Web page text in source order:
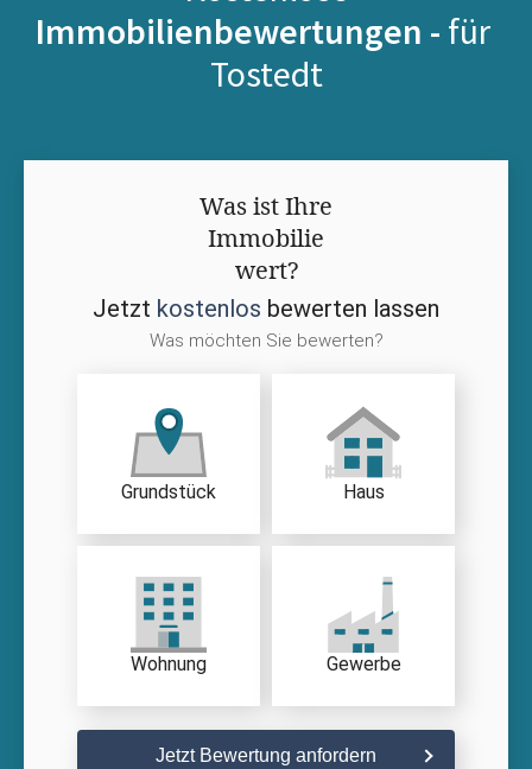
Immobilienbewertungen - für
Tostedt
Was ist Ihre
Immobilie
wert?
Jetzt kostenlos bewerten lassen
Was möchten Sie bewerten?
Grundstück Haus
Wohnung Gewerbe
Jetzt Bewertung anfordern